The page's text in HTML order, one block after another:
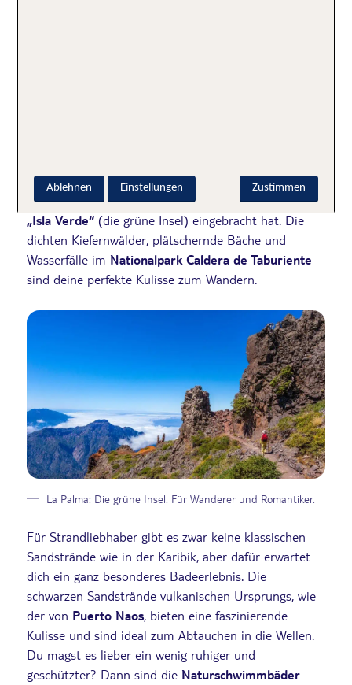
ein echtes Naturparadies. Rund 40 % der Fläche sind
von üppigen Wäldern bedeckt, was ihr den Namen
„Isla Verde“ (die grüne Insel) eingebracht hat. Die
dichten Kiefernwälder, plätschernde Bäche und
Wasserfälle im Nationalpark Caldera de Taburiente
sind deine perfekte Kulisse zum Wandern.
La Palma: Die grüne Insel. Für Wanderer und Romantiker.
Für Strandliebhaber gibt es zwar keine klassischen
Sandstrände wie in der Karibik, aber dafür erwartet
dich ein ganz besonderes Badeerlebnis. Die
schwarzen Sandstrände vulkanischen Ursprungs, wie
der von Puerto Naos, bieten eine faszinierende
Kulisse und sind ideal zum Abtauchen in die Wellen.
Du magst es lieber ein wenig ruhiger und
geschützter? Dann sind die Naturschwimmbäder
Zustimmen
Ablehnen Einstellungen